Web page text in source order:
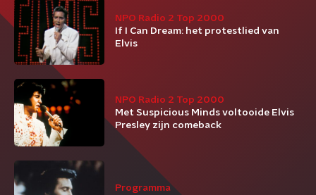
NPO Radio 2 Top 2000
If I Can Dream: het protestlied van
Elvis
NPO Radio 2 Top 2000
Met Suspicious Minds voltooide Elvis
Presley zijn comeback
Programma